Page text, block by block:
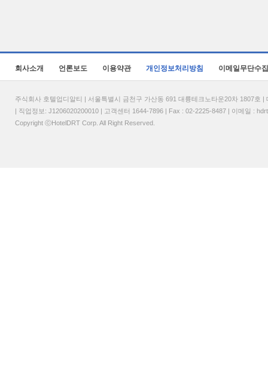
회사소개 언론보도 이용약관 개인정보처리방침 이메일무단수
주식회사 호텔업디알티 | 서울특별시 금천구 가산동 691 대륭테크노타운20차 1807
| 직업정보: J1206020200010 | 고객센터 1644-7896 | Fax : 02-2225-8487 | 이메일 :
Copyright ⓒHotelDRT Corp. All Right Reserved.